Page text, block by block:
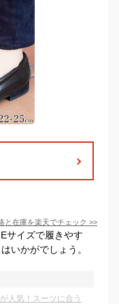
と在庫を楽天でチェック >>
サイズで履きやす
いかがでしょう。
人気！スーツに合う